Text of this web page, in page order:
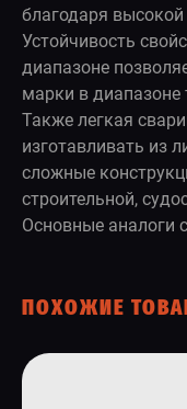
благодаря
Устойчивость
диапазоне
марки в диапазоне
Также легкая
изготавливать из
сложные
строительной,
Основные аналоги
ПОХОЖИЕ